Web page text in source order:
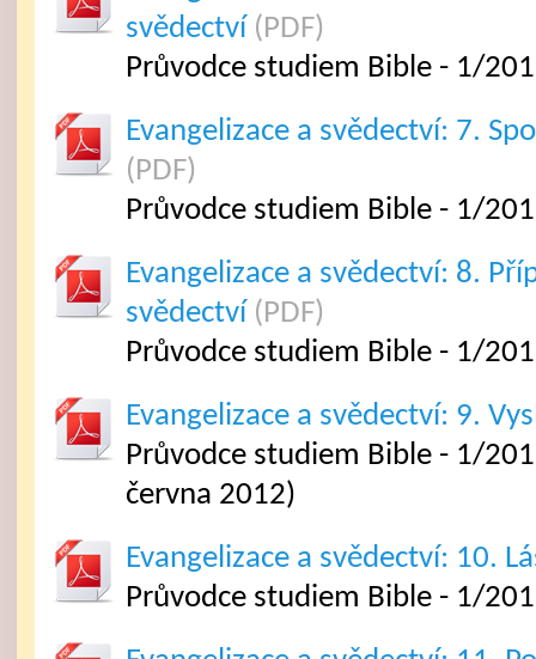
svědectví (PDF)
Průvodce studiem Bible - 1/
Evangelizace a svědectví: 7.
(PDF)
Průvodce studiem Bible - 1/
Evangelizace a svědectví: 8.
svědectví (PDF)
Průvodce studiem Bible - 1/
Evangelizace a svědectví: 9.
Průvodce studiem Bible - 1/
června 2012)
Evangelizace a svědectví: 10.
Průvodce studiem Bible - 1/